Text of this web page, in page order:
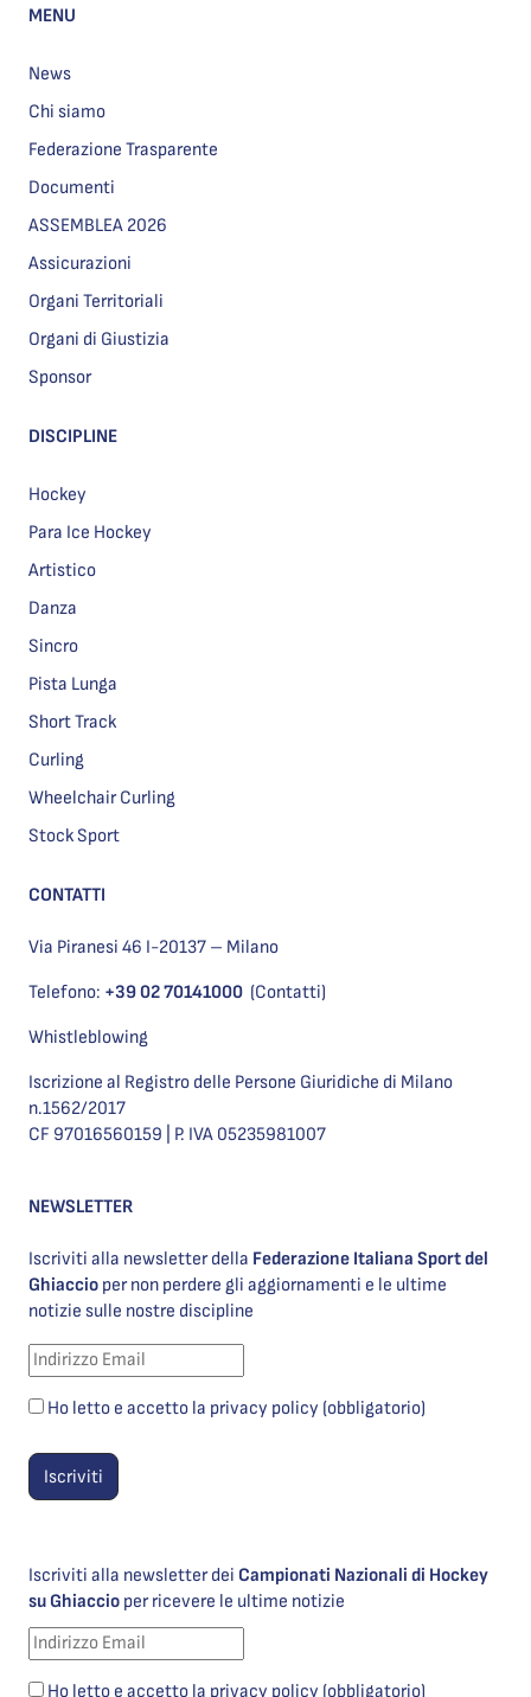
MENU
News
Chi siamo
Federazione Trasparente
Documenti
ASSEMBLEA 2026
Assicurazioni
Organi Territoriali
Organi di Giustizia
Sponsor
DISCIPLINE
Hockey
Para Ice Hockey
Artistico
Danza
Sincro
Pista Lunga
Short Track
Curling
Wheelchair Curling
Stock Sport
CONTATTI
Via Piranesi 46 I-20137 – Milano
Telefono: +39 02 70141000 (Contatti)
Whistleblowing
Iscrizione al Registro delle Persone Giuridiche di Milano
n.1562/2017
CF 97016560159 | P. IVA 05235981007
NEWSLETTER
Iscriviti alla newsletter della Federazione Italiana Sport del
Ghiaccio per non perdere gli aggiornamenti e le ultime
notizie sulle nostre discipline
Ho letto e accetto la privacy policy (obbligatorio)
Iscriviti alla newsletter dei Campionati Nazionali di Hockey
su Ghiaccio per ricevere le ultime notizie
Ho letto e accetto la privacy policy (obbligatorio)